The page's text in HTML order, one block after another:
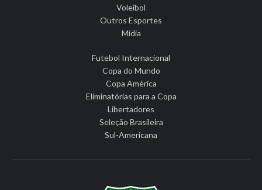
Voleibol
Outros Esportes
Mídia
Futebol Internacional
Copa do Mundo
Copa América
Eliminatórias para a Copa
Libertadores
Seleção Brasileira
Sul-Americana